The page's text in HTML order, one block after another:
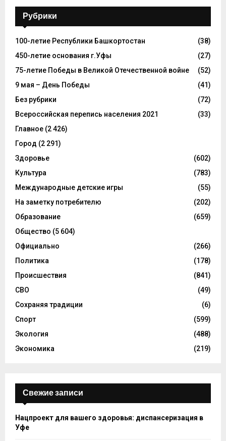
Рубрики
100-летие Республики Башкортостан
(38)
450-летие основания г.Уфы
(27)
75-летие Победы в Великой Отечественной войне
(52)
9 мая – День Победы
(41)
Без рубрики
(72)
Всероссийская перепись населения 2021
(33)
Главное (2 426)
Город (2 291)
Здоровье
(602)
Культура
(783)
Международные детские игры
(55)
На заметку потребителю
(202)
Образование
(659)
Общество (5 604)
Официально
(266)
Политика
(178)
Происшествия
(841)
СВО
(49)
Сохраняя традиции
(6)
Спорт
(599)
Экология
(488)
Экономика
(219)
Свежие записи
Нацпроект для вашего здоровья: диспансеризация в
Уфе